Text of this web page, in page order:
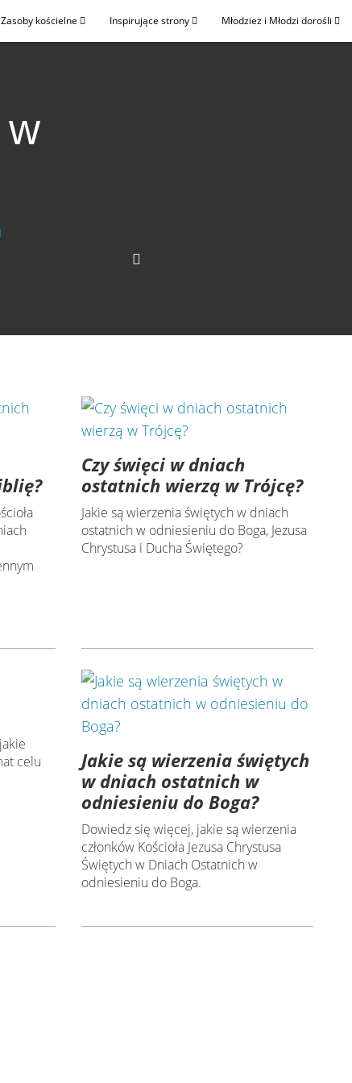
Zasoby kościelne Inspirujące strony Młodzież i Młodzi dorośli
Czy święci w dniach
ostatnich wierzą w Trójcę?
Jakie są wierzenia świętych w dniach
ostatnich w odniesieniu do Boga, Jezusa
Chrystusa i Ducha Świętego?
celu
Jakie są wierzenia świętych
w dniach ostatnich w
odniesieniu do Boga?
Dowiedz się więcej, jakie są wierzenia
członków Kościoła Jezusa Chrystusa
Świętych w Dniach Ostatnich w
odniesieniu do Boga.